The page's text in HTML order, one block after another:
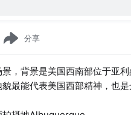
分享
，背景是美国西南部位于亚
最能代表美国西部精神，也
拍摄地Albuquerque